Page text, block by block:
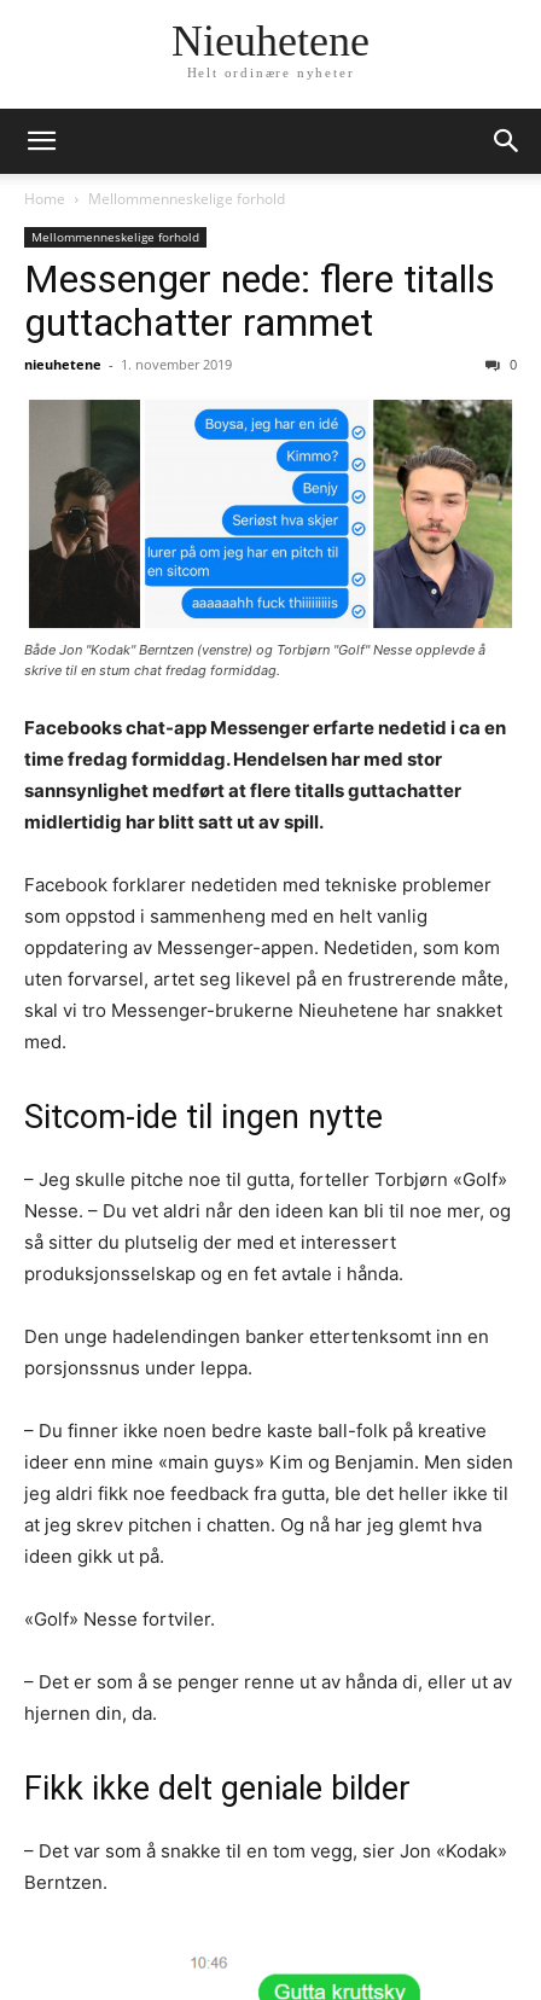
Nieuhetene
Helt ordinære nyheter
Home Mellommenneskelige forhold
Mellommenneskelige forhold
Messenger nede: flere titalls
guttachatter rammet
nieuhetene - 1. november 2019 0
Både Jon "Kodak" Berntzen (venstre) og Torbjørn "Golf" Nesse opplevde å
skrive til en stum chat fredag formiddag.
Facebooks chat-app Messenger erfarte nedetid i ca en
time fredag formiddag. Hendelsen har med stor
sannsynlighet medført at flere titalls guttachatter
midlertidig har blitt satt ut av spill.
Facebook forklarer nedetiden med tekniske problemer
som oppstod i sammenheng med en helt vanlig
oppdatering av Messenger-appen. Nedetiden, som kom
uten forvarsel, artet seg likevel på en frustrerende måte,
skal vi tro Messenger-brukerne Nieuhetene har snakket
med.
Sitcom-ide til ingen nytte
– Jeg skulle pitche noe til gutta, forteller Torbjørn «Golf»
Nesse. – Du vet aldri når den ideen kan bli til noe mer, og
så sitter du plutselig der med et interessert
produksjonsselskap og en fet avtale i hånda.
Den unge hadelendingen banker ettertenksomt inn en
porsjonssnus under leppa.
– Du finner ikke noen bedre kaste ball-folk på kreative
ideer enn mine «main guys» Kim og Benjamin. Men siden
jeg aldri fikk noe feedback fra gutta, ble det heller ikke til
at jeg skrev pitchen i chatten. Og nå har jeg glemt hva
ideen gikk ut på.
«Golf» Nesse fortviler.
– Det er som å se penger renne ut av hånda di, eller ut av
hjernen din, da.
Fikk ikke delt geniale bilder
– Det var som å snakke til en tom vegg, sier Jon «Kodak»
Berntzen.